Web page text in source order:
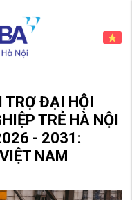
TRỢ ĐẠI HỘI
TRẺ HÀ NỘI
- 2031:
NAM